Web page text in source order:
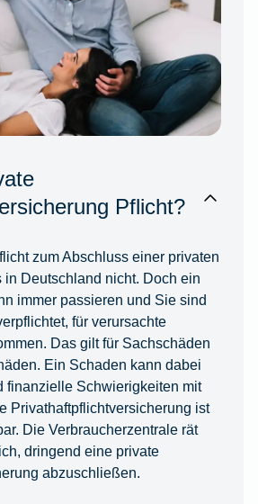
Pflicht?
zum Abschluss einer privaten
in Deutschland nicht. Doch ein
immer passieren und Sie sind
für verursachte
Das gilt für Sachschäden
Ein Schaden kann dabei
finanzielle Schwierigkeiten mit
Privathaftpflichtversicherung ist
Die Verbraucherzentrale rät
dringend eine private
abzuschließen.